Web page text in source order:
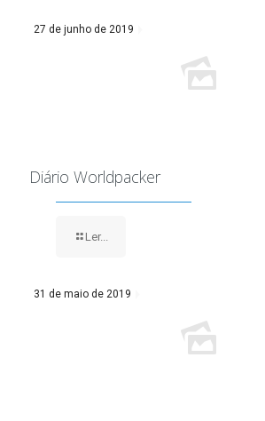
27 de junho de 2019
Diário Worldpacker
Ler...
31 de maio de 2019